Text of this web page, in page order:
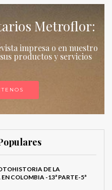
Metroflor:
impresa o en nuestro
productos y servicios
DE LA
COLOMBIA -13ª PARTE-5ª